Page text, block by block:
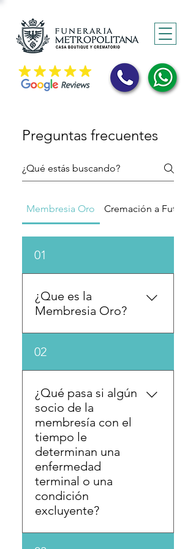
Preguntas frecuentes
Membresia Oro Cremación a Futuro
01
¿Que es la
Membresia Oro?
Es una Protección Funeral
Familiar -todo incluido- que
proteje a 7 personas (sanas)
desde el día 1 de costa a
costa con un Servicio
Funeral Integral con la
opción de Cremación Gratis.
02
¿Qué pasa si algún
socio de la
membresía con el
tiempo le
determinan una
enfermedad
terminal o una
condición
excluyente?
Si un protegido por la